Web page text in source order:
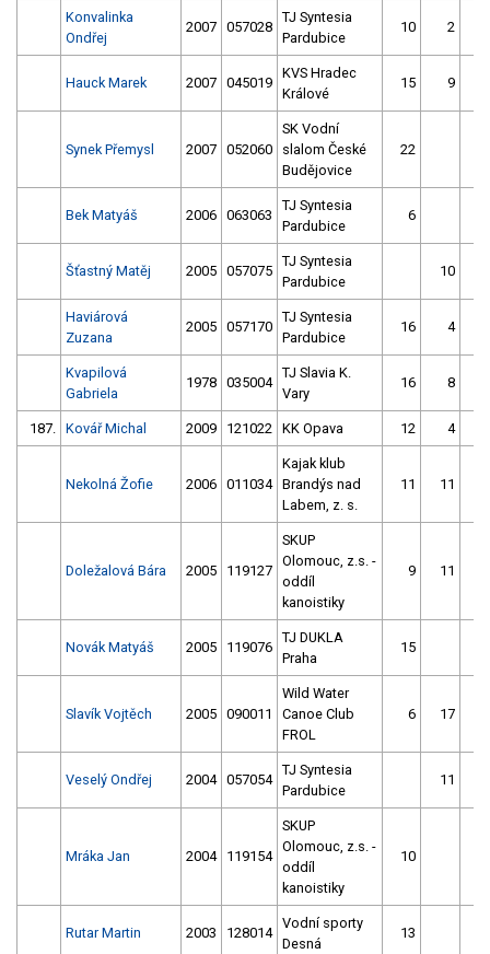
Konvalinka
Ondřej
2007 057028
TJ Syntesia
Pardubice
10 2
Hauck Marek 2007 045019
KVS Hradec
Králové
15 9
Synek Přemysl 2007 052060
SK Vodní
slalom České
Budějovice
22
Bek Matyáš 2006 063063
TJ Syntesia
Pardubice
6
Šťastný Matěj 2005 057075
TJ Syntesia
Pardubice
10
Haviárová
Zuzana
2005 057170
TJ Syntesia
Pardubice
16 4
Kvapilová
Gabriela
1978 035004
TJ Slavia K.
Vary
16 8
187. Kovář Michal 2009 121022 KK Opava 12 4
Nekolná Žofie 2006 011034
Kajak klub
Brandýs nad
Labem, z. s.
11 11
Doležalová Bára 2005 119127
SKUP
Olomouc, z.s. -
oddíl
kanoistiky
9 11
Novák Matyáš 2005 119076
TJ DUKLA
Praha
15
Slavík Vojtěch 2005 090011
Wild Water
Canoe Club
FROL
6 17
Veselý Ondřej 2004 057054
TJ Syntesia
Pardubice
11
Mráka Jan 2004 119154
SKUP
Olomouc, z.s. -
oddíl
kanoistiky
10
Rutar Martin 2003 128014
Vodní sporty
Desná
13